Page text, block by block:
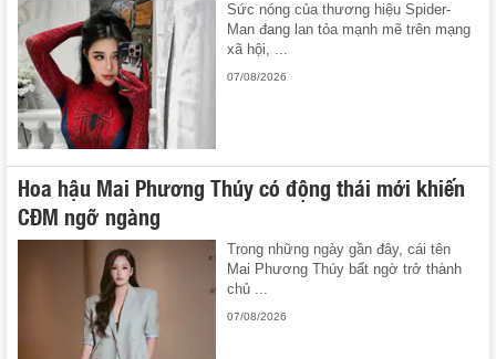
Sức nóng của thương hiệu Spider-
Man đang lan tỏa mạnh mẽ trên mạng
xã hội, ...
07/08/2026
Hoa hậu Mai Phương Thúy có động thái mới khiến
CĐM ngỡ ngàng
Trong những ngày gần đây, cái tên
Mai Phương Thúy bất ngờ trở thành
chủ ...
07/08/2026